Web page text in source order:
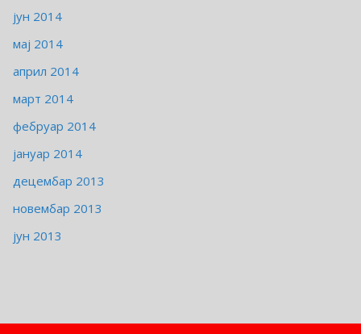
јун 2014
мај 2014
април 2014
март 2014
фебруар 2014
јануар 2014
децембар 2013
новембар 2013
јун 2013